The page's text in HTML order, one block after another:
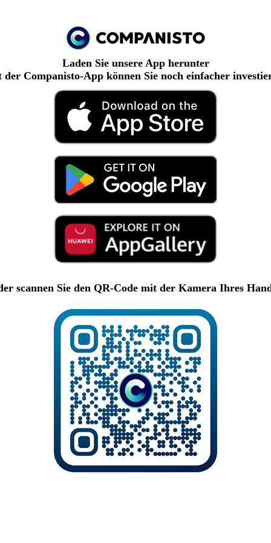
Laden Sie unsere App herunter
Companisto-App können Sie noch einfacher
scannen Sie den QR-Code mit der Kamera Ihres